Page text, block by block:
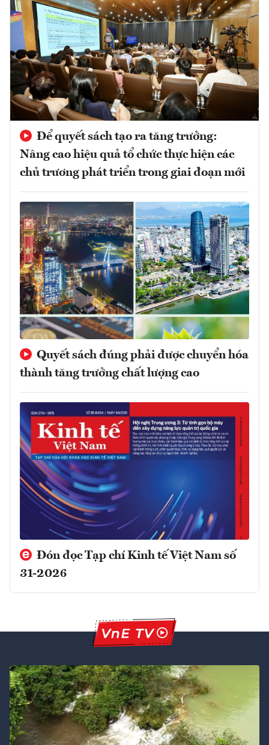
Để quyết sách tạo ra tăng trưởng:
Nâng cao hiệu quả tổ chức thực hiện các
chủ trương phát triển trong giai đoạn mới
Quyết sách đúng phải được chuyển hóa
thành tăng trưởng chất lượng cao
Đón đọc Tạp chí Kinh tế Việt Nam số
31-2026